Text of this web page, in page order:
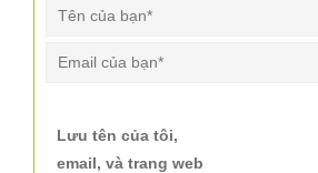
Lưu tên của tôi,
email, và trang web